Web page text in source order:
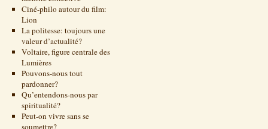
Ciné-philo autour du film:
Lion
La politesse: toujours une
valeur d’actualité?
Voltaire, figure centrale des
Lumières
Pouvons-nous tout
pardonner?
Qu’entendons-nous par
spiritualité?
Peut-on vivre sans se
soumettre?